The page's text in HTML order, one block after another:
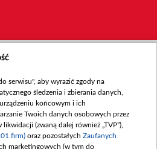
serwisu", aby wyrazić zgody na
śledzenia i zbierania danych,
końcowym i ich
Twoich danych osobowych przez
(zwaną dalej również „TVP”),
firm) oraz pozostałych Zaufanych
marketingowych (w tym do